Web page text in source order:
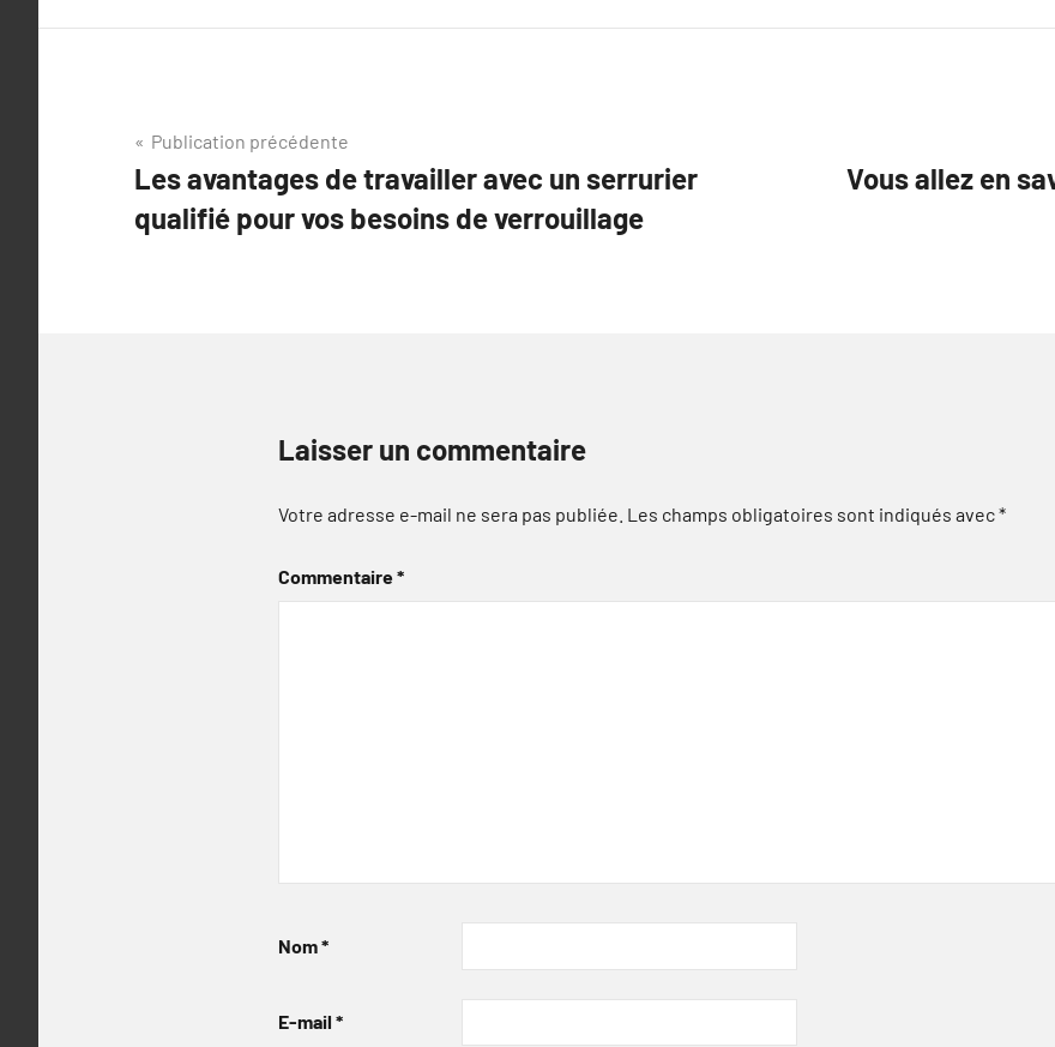
Navigation
de
l’article
Publication précédente
Les avantages de travailler avec un serrurier
qualifié pour vos besoins de verrouillage
Vous allez en
Laisser un commentaire
Votre adresse e-mail ne sera pas publiée. Les champs obligatoires sont indiqués avec*
Commentaire*
Nom*
E-mail *